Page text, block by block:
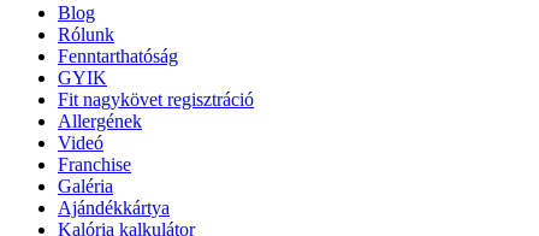
Blog
Rólunk
Fenntarthatóság
GYIK
Fit nagykövet regisztráció
Allergének
Videó
Franchise
Galéria
Ajándékkártya
Kalória kalkulátor